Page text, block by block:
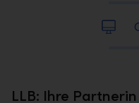
LLB: Ihre